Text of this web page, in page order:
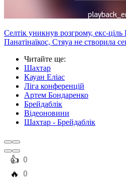
Селтік уникнув розгрому, екс-
Панатінаїкос, Стяуа не створила
Читайте ще:
Шахтар
Кауан Еліас
Ліга конференцій
Артем Бондаренко
Брейдаблік
Відеоновини
Шахтар - Брейдаблік
️👍 0
️🔥 0